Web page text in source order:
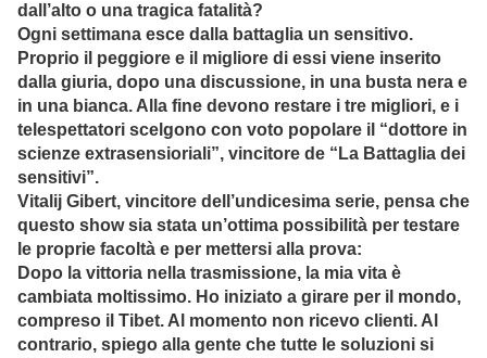
dall’alto o una tragica fatalità?
Ogni settimana esce dalla battaglia un sensitivo.
Proprio il peggiore e il migliore di essi viene inserito
dalla giuria, dopo una discussione, in una busta nera e
in una bianca. Alla fine devono restare i tre migliori, e i
telespettatori scelgono con voto popolare il “dottore in
scienze extrasensioriali”, vincitore de “La Battaglia dei
sensitivi”.
Vitalij Gibert, vincitore dell’undicesima serie, pensa che
questo show sia stata un’ottima possibilità per testare
le proprie facoltà e per mettersi alla prova:
Dopo la vittoria nella trasmissione, la mia vita è
cambiata moltissimo. Ho iniziato a girare per il mondo,
compreso il Tibet. Al momento non ricevo clienti. Al
contrario, spiego alla gente che tutte le soluzioni si